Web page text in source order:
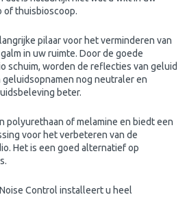
of thuisbioscoop.
pilaar voor het verminderen van
in uw ruimte. Door de goede
schuim, worden de reflecties van geluid
nog neutraler en
beter.
polyurethaan of melamine en biedt een
voor het verbeteren van de
Het is een goed alternatief op
Control installeert u heel